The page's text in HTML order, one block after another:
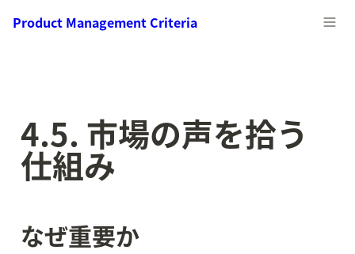
Product Management Criteria
4.5. 市場の声を拾う
仕組み
なぜ重要か